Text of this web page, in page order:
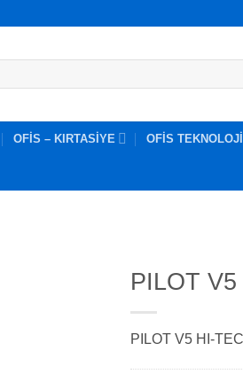
OFİS – KIRTASİYE OFİS
PILOT
PILOT V5 HI-